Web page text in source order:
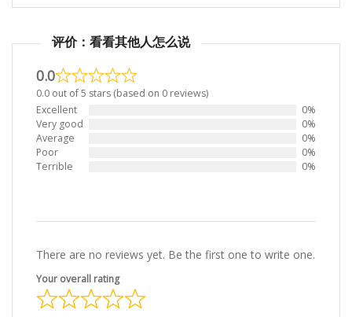
评价：看看其他人怎么说
0.0
0.0 out of 5 stars (based on 0 reviews)
Excellent
0%
Very good
0%
Average
0%
Poor
0%
Terrible
0%
There are no reviews yet. Be the first one to write one.
Your overall rating